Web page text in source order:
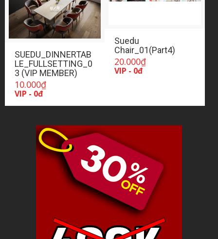
SUEDU_DINNERTAB
LE_FULLSETTING_0
3 (VIP MEMBER)
10.000₫
VIP - 0đ
Suedu
Chair_01(Part4)
20.000₫
VIP - 0đ